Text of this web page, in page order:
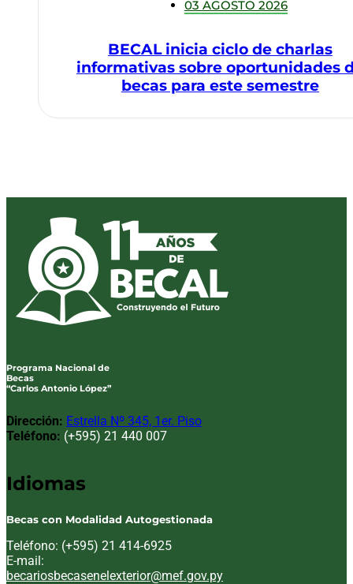
03 AGOSTO 2026
BECAL inicia ciclo de charlas
informativas sobre oportunidades
becas para este semestre
Programa Nacional de
Becas
“Carlos Antonio López”
Dirección: Estrella Nº 345, 1er. Piso
Teléfono: (+595) 21 440 007
Idiomas
Becas con Modalidad Autogestionada
Teléfono: (+595) 21 414-6925
E-mail:
Email:
becariosbecasenelexterior@mef.gov.py